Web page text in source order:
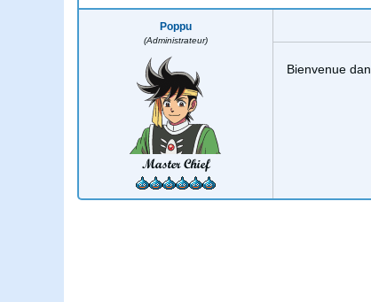
Poppu
(Administrateur)
Master Chief
Bienvenue